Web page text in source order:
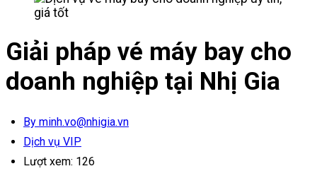
Giải pháp vé máy bay cho
doanh nghiệp tại Nhị Gia
By minh.vo@nhigia.vn
Dịch vụ VIP
Lượt xem: 126